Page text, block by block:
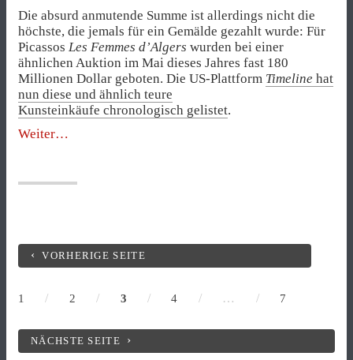
Die absurd anmutende Summe ist allerdings nicht die
höchste, die jemals für ein Gemälde gezahlt wurde: Für
Picassos Les Femmes d’Algers wurden bei einer
ähnlichen Auktion im Mai dieses Jahres fast 180
Millionen Dollar geboten. Die US-Plattform Timeline hat
nun diese und ähnlich teure
Kunsteinkäufe chronologisch gelistet.
Weiter„170
da
VORHERIGE SEITE
1 / 2 / 3 / 4 / … / 7
NÄCHSTE SEITE